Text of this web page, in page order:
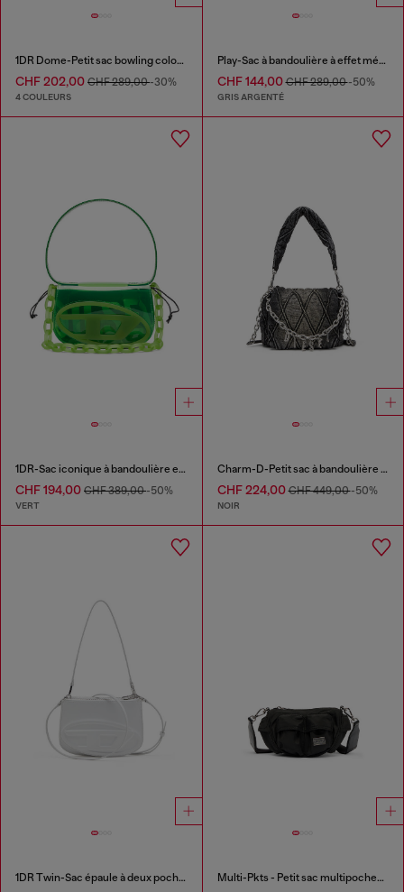
1DR Dome-Petit sac bowling color-block
CHF 202,00 CHF 289,00-30%
4 COULEURS
Play-Sac à bandoulière à effet métallisé
CHF 144,00CHF 289,00-50%
GRIS ARGENTÉ
1DR-Sac iconique à bandoulière en TPU transparent
CHF 194,00 CHF 389,00-50%
VERT
Charm-D-Petit sac à bandoulière en denim matelassé
CHF 224,00CHF 449,00-50%
NOIR
1DR Twin-Sac épaule à deux pochettes en cuir imprimé Multi-Pkts - Petit sac multipoches en étoffe utilitaire